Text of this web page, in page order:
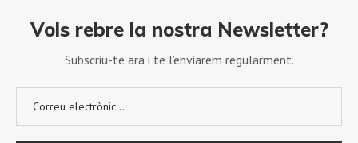
Vols rebre la nostra Newsletter?
Subscriu-te ara i te l’enviarem regularment.